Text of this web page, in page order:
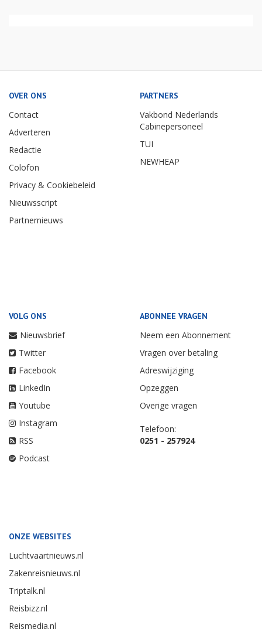
OVER ONS
Contact
Adverteren
Redactie
Colofon
Privacy & Cookiebeleid
Nieuwsscript
Partnernieuws
PARTNERS
Vakbond Nederlands
Cabinepersoneel
TUI
NEWHEAP
VOLG ONS
Nieuwsbrief
Twitter
Facebook
LinkedIn
Youtube
Instagram
RSS
Podcast
ABONNEE VRAGEN
Neem een Abonnement
Vragen over betaling
Adreswijziging
Opzeggen
Overige vragen
Telefoon:
0251 - 257924
ONZE WEBSITES
Luchtvaartnieuws.nl
Zakenreisnieuws.nl
Triptalk.nl
Reisbizz.nl
Reismedia.nl